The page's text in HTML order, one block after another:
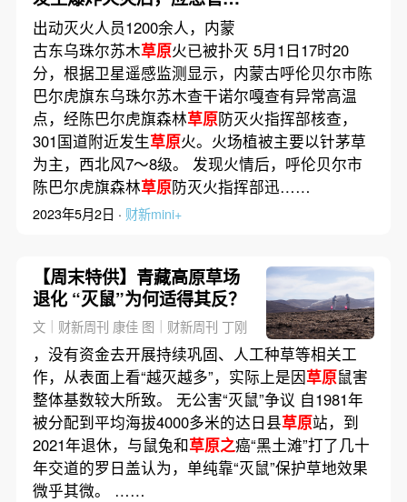
部紧急发布事故警示
出动灭火人员1200余人，内蒙
古东乌珠尔苏木草原火已被扑灭 5月1日17时20
分，根据卫星遥感监测显示，内蒙古呼伦贝尔市陈
巴尔虎旗东乌珠尔苏木查干诺尔嘎查有异常高温
点，经陈巴尔虎旗森林草原防灭火指挥部核查，
301国道附近发生草原火。火场植被主要以针茅草
为主，西北风7～8级。 发现火情后，呼伦贝尔市
陈巴尔虎旗森林草原防灭火指挥部迅……
2023年5月2日 · 财新mini+
【周末特供】青藏高原草场
退化 “灭鼠”为何适得其反？
文｜财新周刊 康佳 图｜财新周刊 丁刚
，没有资金去开展持续巩固、人工种草等相关工
作，从表面上看“越灭越多”，实际上是因草原鼠害
整体基数较大所致。 无公害“灭鼠”争议 自1981年
被分配到平均海拔4000多米的达日县草原站，到
2021年退休，与鼠兔和草原之癌“黑土滩”打了几十
年交道的罗日盖认为，单纯靠“灭鼠”保护草地效果
微乎其微。 ……